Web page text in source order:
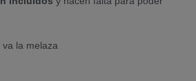
la melaza